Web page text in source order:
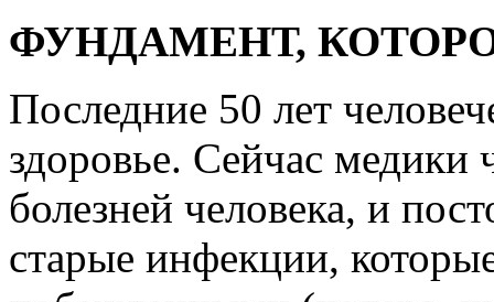
ФУНДАМЕНТ,
Последние 50 лет
здоровье. Сейчас
болезней человека, и
старые инфекции,